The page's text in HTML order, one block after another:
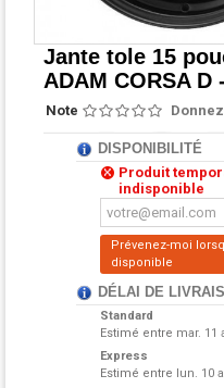
Jante tole 15
ADAM CORSA D
Note
DISPONIBILITÉ
Produit
indisponible
Prévenez-moi
disponible
DÉLAI DE
Standard
Estimé entre mar. 11
Express
Estimé entre lun. 10